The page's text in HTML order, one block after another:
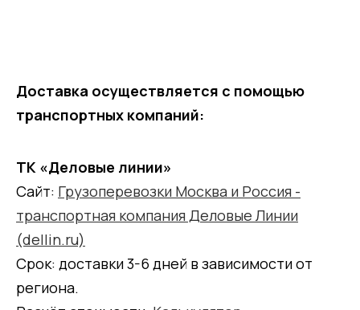
Доставка осуществляется с помощью
транспортных компаний:
ТК «Деловые линии»
Сайт: Грузоперевозки Москва и Россия -
транспортная компания Деловые Линии
(dellin.ru)
Срок: доставки 3-6 дней в зависимости от
региона.